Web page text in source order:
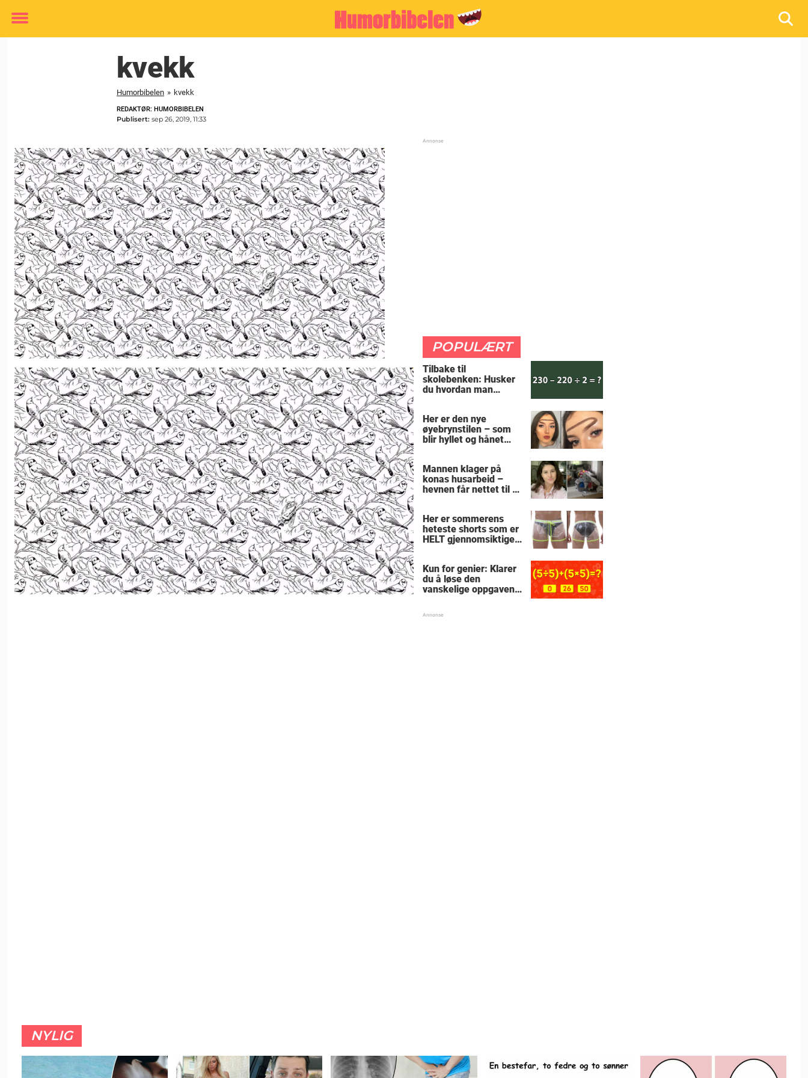
Toggle
kvekk
Humorbibelen » kvekk
REDAKTØR: HUMORBIBELEN
Publisert: sep 26, 2019, 11:33
POPULÆRT
Tilbake til
skolebenken: Husker
du hvordan man
Her er den nye
øyebrynstilen – som
blir hyllet og hånet
Mannen klager på
konas husarbeid –
hevnen får nettet til å
Her er sommerens
heteste shorts som er
HELT gjennomsiktige
Kun for genier: Klarer
du å løse den
vanskelige oppgaven
NYLIG